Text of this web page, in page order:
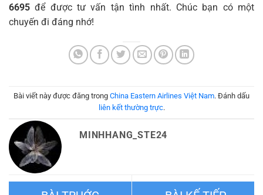
6695 để được tư vấn tận tình nhất. Chúc bạn có một
chuyến đi đáng nhớ!
Bài viết này được đăng trong China Eastern Airlines Việt Nam. Đánh dấu
liên kết thường trực.
MINHHANG_STE24